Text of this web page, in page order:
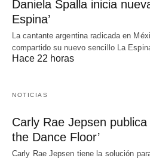
Daniela Spalla inicia
Espina’
La cantante argentina radicada en
compartido su nuevo sencillo La
Hace 22 horas
NOTICIAS
Carly Rae Jepsen publica
the Dance Floor’
Carly Rae Jepsen tiene la solución